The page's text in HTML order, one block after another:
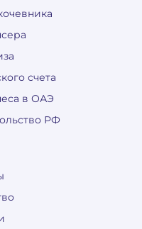
счета
в ОАЭ
РФ